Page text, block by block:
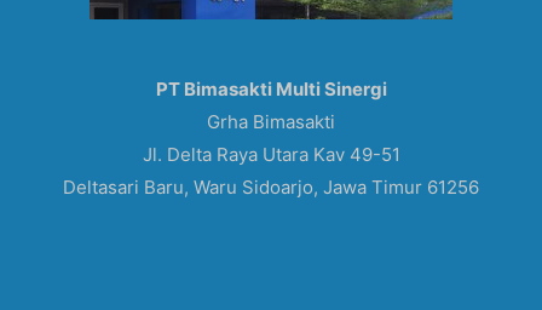
PT Bimasakti Multi Sinergi
Grha Bimasakti
Jl. Delta Raya Utara Kav 49-51
Deltasari Baru, Waru Sidoarjo, Jawa Timur 61256